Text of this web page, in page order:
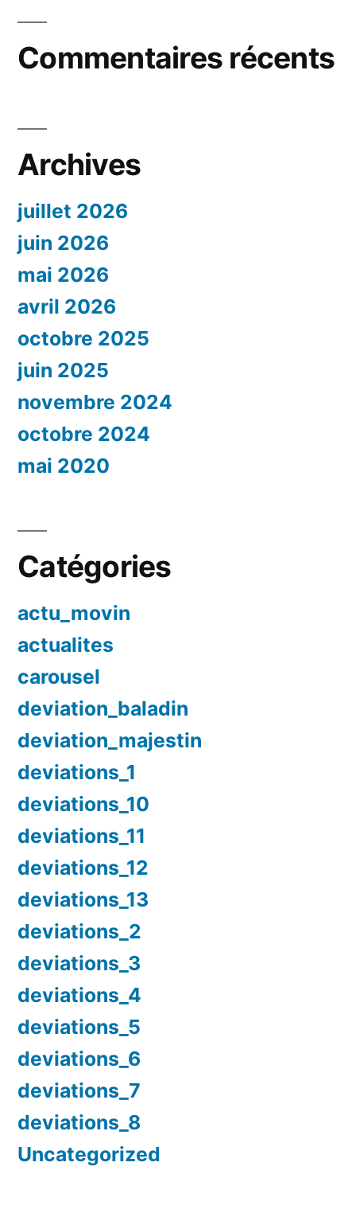
Commentaires récents
Archives
juillet 2026
juin 2026
mai 2026
avril 2026
octobre 2025
juin 2025
novembre 2024
octobre 2024
mai 2020
Catégories
actu_movin
actualites
carousel
deviation_baladin
deviation_majestin
deviations_1
deviations_10
deviations_11
deviations_12
deviations_13
deviations_2
deviations_3
deviations_4
deviations_5
deviations_6
deviations_7
deviations_8
Uncategorized